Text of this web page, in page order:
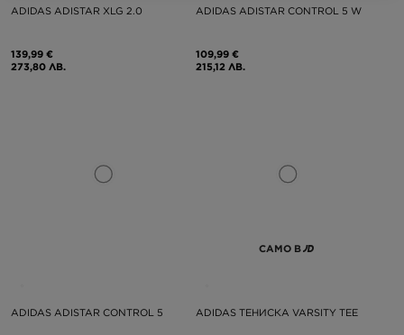
ADIDAS ADISTAR XLG 2.0
139,99 €
273,80 ЛВ.
ADIDAS ADISTAR CONTROL 5 W
109,99 €
215,12 ЛВ.
ADIDAS ADISTAR CONTROL 5
САМО В
ADIDAS ТЕНИСКА VARSITY TEE